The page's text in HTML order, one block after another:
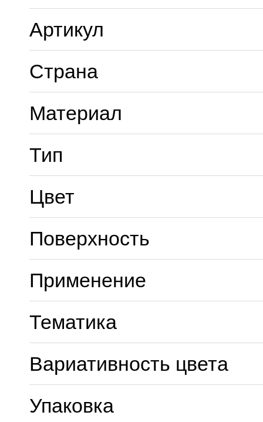
Артикул
Страна
Материал
Тип
Цвет
Поверхность
Применение
Тематика
Вариативность цвета
Упаковка